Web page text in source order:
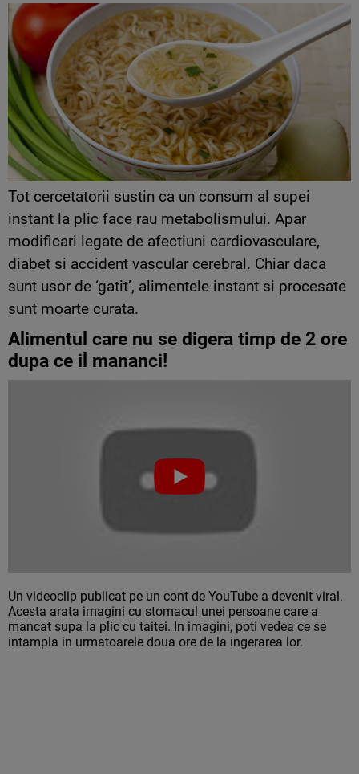
Tot cercetatorii sustin ca un consum al supei
instant la plic face rau metabolismului. Apar
modificari legate de afectiuni cardiovasculare,
diabet si accident vascular cerebral. Chiar daca
sunt usor de ‘gatit’, alimentele instant si procesate
sunt moarte curata.
Alimentul care nu se digera timp de 2 ore
dupa ce il mananci!
Un videoclip publicat pe un cont de YouTube a devenit viral.
Acesta arata imagini cu stomacul unei persoane care a
mancat supa la plic cu taitei. In imagini, poti vedea ce se
intampla in urmatoarele doua ore de la ingerarea lor.